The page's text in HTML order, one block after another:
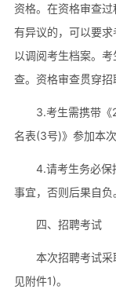
资格。在资格审查
有异议的，可以要
以调阅考生档案。
查。资格审查贯穿招
3.考生需携带
名表(3号)》参加本
4.请考生务必保
事宜，否则后果自负
四、招聘考试
本次招聘考试
见附件1)。